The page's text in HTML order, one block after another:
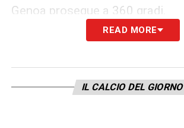
Genoa prosegue a 360 gradi.
READ MORE
IL CALCIO DEL GIORNO